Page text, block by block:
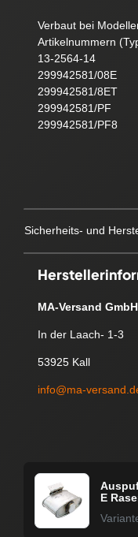
Verbaut bei
Artikelnummern
13-2564-14
299942581/08E
299942581/8ET
299942581/PF
299942581/PF8
Sicherheits- und
MA-Versand GmbH
In der Laach- 1-3
53925 Kall
info@ma-
E